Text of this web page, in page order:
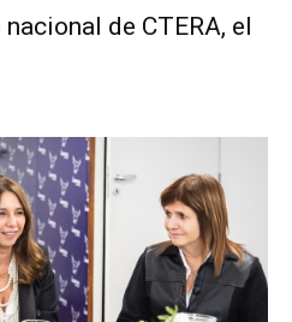
de CTERA, el